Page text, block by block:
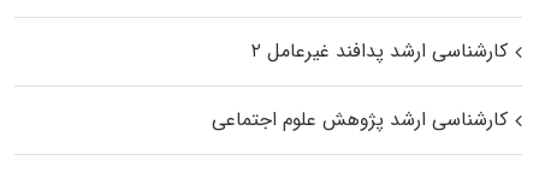
کارشناسی ارشد پدافند غیرعامل ۲
کارشناسی ارشد پژوهش علوم اجتماعی